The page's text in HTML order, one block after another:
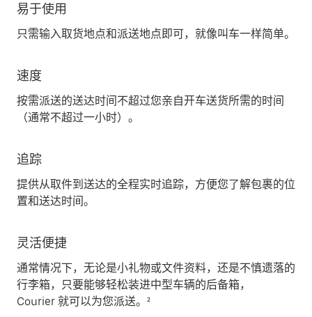
易于使用
只需输入取货地点和派送地点即可，就像叫车一样简单。
速度
按需派送的送达时间不超过您亲自开车送货所需的时间
（通常不超过一小时）。
追踪
提供从取件到送达的全程实时追踪，方便您了解包裹的位
置和送达时间。
灵活便捷
通常情况下，无论是小礼物或文件资料，还是不慎遗落的
行李箱，只要能够轻松装进中型车辆的后备箱，
Courier 就可以为您派送。²